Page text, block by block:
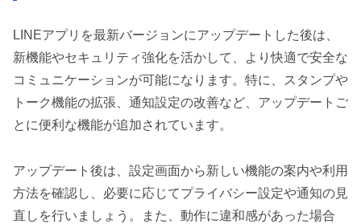
LINEアプリを最新バージョンにアップデートした後は、
新機能やセキュリティ強化を活かして、より快適で安全な
コミュニケーションが可能になります。特に、スタンプや
トーク機能の拡張、通知設定の改善など、アップデートご
とに便利な機能が追加されています。
アップデート後は、設定画面から新しい機能の案内や利用
方法を確認し、必要に応じてプライバシー設定や通知の見
直しを行いましょう。また、動作に違和感があった場合